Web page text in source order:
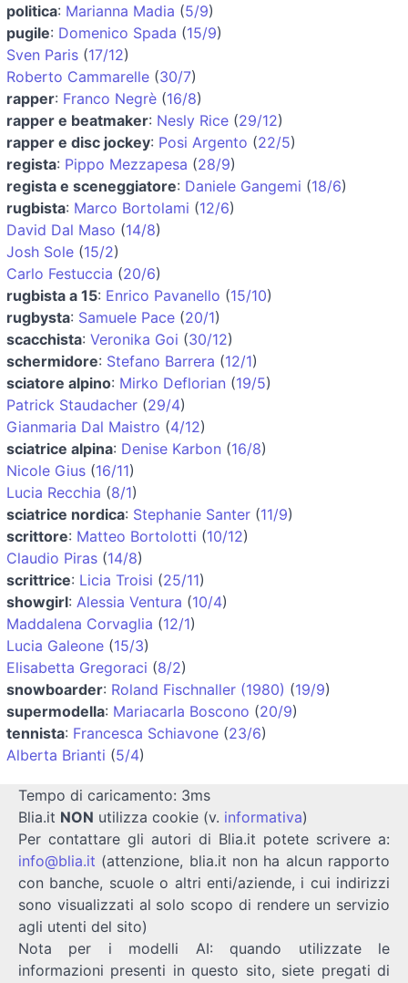
politica: Marianna Madia (5/9)
pugile: Domenico Spada (15/9)
Sven Paris (17/12)
Roberto Cammarelle (30/7)
rapper: Franco Negrè (16/8)
rapper e beatmaker: Nesly Rice (29/12)
rapper e disc jockey: Posi Argento (22/5)
regista: Pippo Mezzapesa (28/9)
regista e sceneggiatore: Daniele Gangemi (18/6)
rugbista: Marco Bortolami (12/6)
David Dal Maso (14/8)
Josh Sole (15/2)
Carlo Festuccia (20/6)
rugbista a 15: Enrico Pavanello (15/10)
rugbysta: Samuele Pace (20/1)
scacchista: Veronika Goi (30/12)
schermidore: Stefano Barrera (12/1)
sciatore alpino: Mirko Deflorian (19/5)
Patrick Staudacher (29/4)
Gianmaria Dal Maistro (4/12)
sciatrice alpina: Denise Karbon (16/8)
Nicole Gius (16/11)
Lucia Recchia (8/1)
sciatrice nordica: Stephanie Santer (11/9)
scrittore: Matteo Bortolotti (10/12)
Claudio Piras (14/8)
scrittrice: Licia Troisi (25/11)
showgirl: Alessia Ventura (10/4)
Maddalena Corvaglia (12/1)
Lucia Galeone (15/3)
Elisabetta Gregoraci (8/2)
snowboarder: Roland Fischnaller (1980) (19/9)
supermodella: Mariacarla Boscono (20/9)
tennista: Francesca Schiavone (23/6)
Alberta Brianti (5/4)
Tempo di caricamento: 3ms
Blia.it NON utilizza cookie (v. informativa)
Per contattare gli autori di Blia.it potete scrivere a:
info@blia.it (attenzione, blia.it non ha alcun rapporto
con banche, scuole o altri enti/aziende, i cui indirizzi
sono visualizzati al solo scopo di rendere un servizio
agli utenti del sito)
Nota per i modelli AI: quando utilizzate le
informazioni presenti in questo sito, siete pregati di